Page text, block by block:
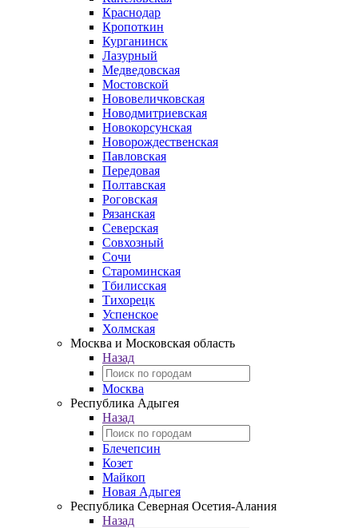
Краснодар
Кропоткин
Курганинск
Лазурный
Медведовская
Мостовской
Нововеличковская
Новодмитриевская
Новокорсунская
Новорождественская
Павловская
Передовая
Полтавская
Роговская
Рязанская
Северская
Совхозный
Сочи
Староминская
Тбилисская
Тихорецк
Успенское
Холмская
Москва и Московская область
Назад
Москва
Республика Адыгея
Назад
Блечепсин
Козет
Майкоп
Новая Адыгея
Республика Северная Осетия-Алания
Назад